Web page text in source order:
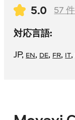
5.0 57
対応言語:
JP, EN, DE, FR, IT,